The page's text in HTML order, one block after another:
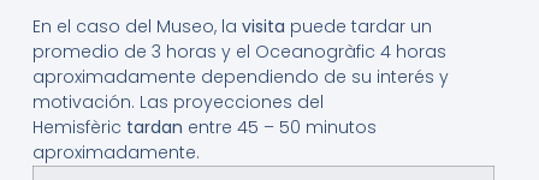
En el caso del Museo, la visita puede tardar un
promedio de 3 horas y el Oceanogràfic 4 horas
aproximadamente dependiendo de su interés y
motivación. Las proyecciones del
Hemisfèric tardan entre 45 – 50 minutos
aproximadamente.